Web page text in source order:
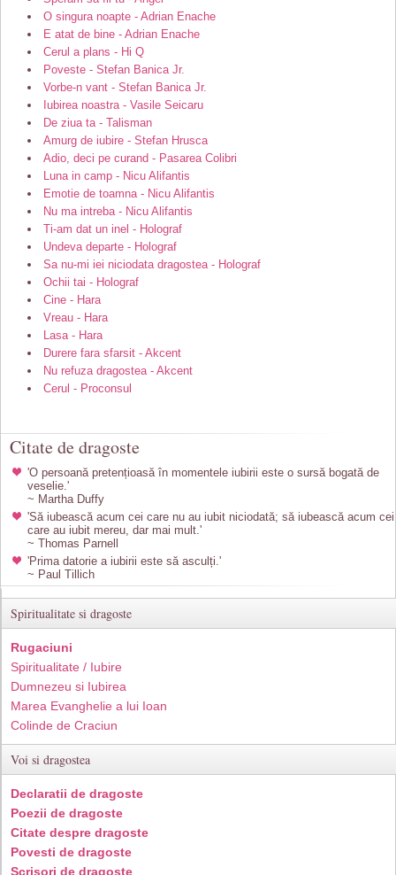
O singura noapte - Adrian Enache
E atat de bine - Adrian Enache
Cerul a plans - Hi Q
Poveste - Stefan Banica Jr.
Vorbe-n vant - Stefan Banica Jr.
Iubirea noastra - Vasile Seicaru
De ziua ta - Talisman
Amurg de iubire - Stefan Hrusca
Adio, deci pe curand - Pasarea Colibri
Luna in camp - Nicu Alifantis
Emotie de toamna - Nicu Alifantis
Nu ma intreba - Nicu Alifantis
Ti-am dat un inel - Holograf
Undeva departe - Holograf
Sa nu-mi iei niciodata dragostea - Holograf
Ochii tai - Holograf
Cine - Hara
Vreau - Hara
Lasa - Hara
Durere fara sfarsit - Akcent
Nu refuza dragostea - Akcent
Cerul - Proconsul
Citate de dragoste
'O persoană pretențioasă în momentele iubirii este o sursă bogată de
veselie.'
~ Martha Duffy
'Să iubească acum cei care nu au iubit niciodată; să iubească acum cei
care au iubit mereu, dar mai mult.'
~ Thomas Parnell
'Prima datorie a iubirii este să asculți.'
~ Paul Tillich
Spiritualitate si dragoste
Rugaciuni
Spiritualitate / Iubire
Dumnezeu si Iubirea
Marea Evanghelie a lui Ioan
Colinde de Craciun
Voi si dragostea
Declaratii de dragoste
Poezii de dragoste
Citate despre dragoste
Povesti de dragoste
Scrisori de dragoste